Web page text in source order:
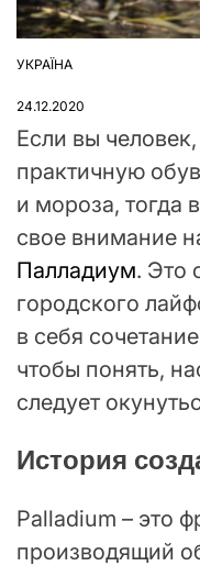
ОПУБЛІКУВАТИ
УКРАЇНА
24.12.2020
Если вы
практичную
и мороза, тогда
свое внимание
Палладиум. Это
городского
в себя
чтобы понять,
следует
История
Palladium – это
производящий